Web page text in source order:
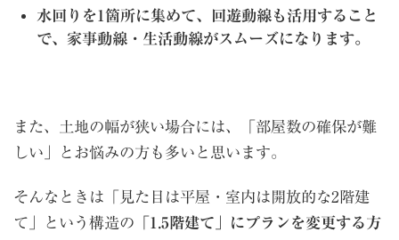
水回りを1箇所に集めて、回遊動線も活用すること
で、家事動線・生活動線がスムーズになります。
また、土地の幅が狭い場合には、「部屋数の確保が難
しい」とお悩みの方も多いと思います。
そんなときは「見た目は平屋・室内は開放的な2階建
て」という構造の 「1.5階建て」にプランを変更する方